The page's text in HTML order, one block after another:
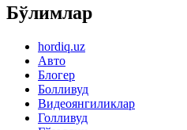
Бўлимлар
hordiq.uz
Авто
Блогер
Болливуд
Видеоянгиликлар
Голливуд